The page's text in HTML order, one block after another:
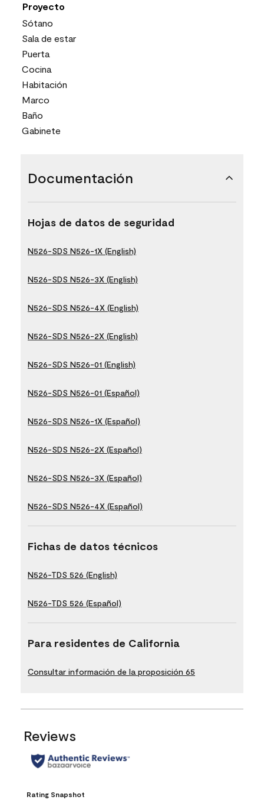
Proyecto
Sótano
Sala de estar
Puerta
Cocina
Habitación
Marco
Baño
Gabinete
Documentación
Hojas de datos de seguridad
N526-SDS N526-1X (English)
N526-SDS N526-3X (English)
N526-SDS N526-4X (English)
N526-SDS N526-2X (English)
N526-SDS N526-01 (English)
N526-SDS N526-01 (Español)
N526-SDS N526-1X (Español)
N526-SDS N526-2X (Español)
N526-SDS N526-3X (Español)
N526-SDS N526-4X (Español)
Fichas de datos técnicos
N526-TDS 526 (English)
N526-TDS 526 (Español)
Para residentes de California
Consultar información de la proposición 65
Reviews
Rating Snapshot